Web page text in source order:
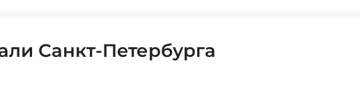
Санкт-Петербурга